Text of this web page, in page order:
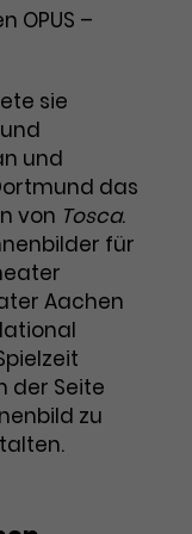
Google
Cookie
wie
Erstellung
über die
Die
in
Anzahl
aus der sie
und
Ads-
OPUS –
sie
und
das
von Tosca.
für
Aachen
der Seite
zu